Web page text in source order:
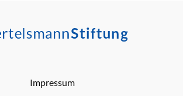
Impressum